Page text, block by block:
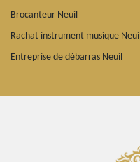
Brocanteur Neuil
Rachat instrument musique Neuil
Entreprise de débarras Neuil